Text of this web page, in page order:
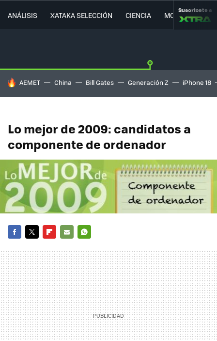
ANÁLISIS XATAKA SELECCIÓN CIENCIA MOVILIDAD
Suscríbete a
HOY SE HABLA DE
AEMET China Bill Gates Generación Z iPhone 18
Lo mejor de 2009: candidatos a
componente de ordenador
MAIL